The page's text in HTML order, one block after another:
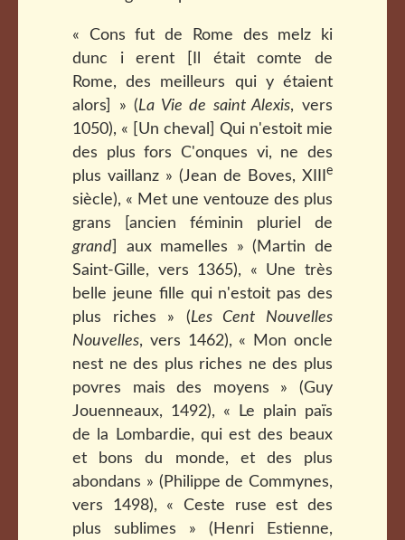
« Cons fut de Rome des melz ki
dunc i erent [Il était comte de
Rome, des meilleurs qui y étaient
alors] » (La Vie de saint Alexis, vers
1050), « [Un cheval] Qui n'estoit mie
des plus fors C'onques vi, ne des
plus vaillanz » (Jean de Boves, XIII
e
siècle), « Met une ventouze des plus
grans [ancien féminin pluriel de
grand ] aux mamelles » (Martin de
Saint-Gille, vers 1365), « Une très
belle jeune fille qui n'estoit pas des
plus riches » (Les Cent Nouvelles
Nouvelles, vers 1462), « Mon oncle
nest ne des plus riches ne des plus
povres mais des moyens » (Guy
Jouenneaux, 1492), « Le plain païs
de la Lombardie, qui est des beaux
et bons du monde, et des plus
abondans » (Philippe de Commynes,
vers 1498), « Ceste ruse est des
plus sublimes » (Henri Estienne,